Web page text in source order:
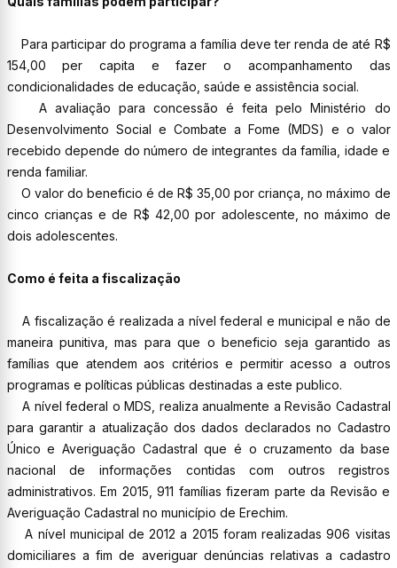
Para participar do programa a família deve ter renda de até R$
154,00 per capita e fazer o acompanhamento das
condicionalidades de educação, saúde e assistência social.
A avaliação para concessão é feita pelo Ministério do
Desenvolvimento Social e Combate a Fome (MDS) e o valor
recebido depende do número de integrantes da família, idade e
renda familiar.
O valor do beneficio é de R$ 35,00 por criança, no máximo de
cinco crianças e de R$ 42,00 por adolescente, no máximo de
dois adolescentes.
Como é feita a fiscalização
A fiscalização é realizada a nível federal e municipal e não de
maneira punitiva, mas para que o beneficio seja garantido as
famílias que atendem aos critérios e permitir acesso a outros
programas e políticas públicas destinadas a este publico.
A nível federal o MDS, realiza anualmente a Revisão Cadastral
para garantir a atualização dos dados declarados no Cadastro
Único e Averiguação Cadastral que é o cruzamento da base
nacional de informações contidas com outros registros
administrativos. Em 2015, 911 famílias fizeram parte da Revisão e
Averiguação Cadastral no município de Erechim.
A nível municipal de 2012 a 2015 foram realizadas 906 visitas
domiciliares a fim de averiguar denúncias relativas a cadastro